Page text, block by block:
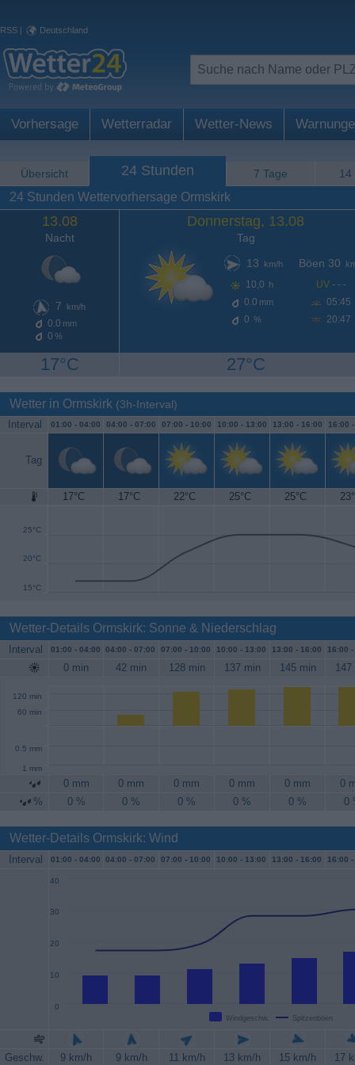
RSS | Deutschland
Vorhersage Wetterradar Wetter-News
Übersicht 24 Stunden 7 Tage 14
24 Stunden Wettervorhersage Ormskirk
13.08
Nacht
7 km/h
0.0 mm
0 %
17°C
Donnerstag, 13.08
Tag
13
km/h
10,0 h
0.0 mm
0 %
Böen 30
UV - - -
05:45
20:47
27°C
Wetter in Ormskirk (3h-Interval)
Interval 01:00 - 04:00 04:00 - 07:00 07:00 - 10:00 10:00 - 13:00 13:00 - 16:00 16:00
Tag
17°C 17°C 22°C 25°C 25°C
15°C
20°C
25°C
30°C
Wetter-Details Ormskirk: Sonne & Niederschlag
Interval 01:00 - 04:00 04:00 - 07:00 07:00 - 10:00 10:00 - 13:00 13:00 - 16:00 16:00 -
0 min 42 min 128 min 137 min 145 min 147
60 min
120 min
0.5 mm
1 mm
0 mm 0 mm 0 mm 0 mm 0 mm
0
%
0 % 0 % 0 % 0 % 0 % 0
Wetter-Details Ormskirk: Wind
Interval 01:00 - 04:00 04:00 - 07:00 07:00 - 10:00 10:00 - 13:00 13:00 - 16:00 16:00 -
Windgeschw. Spitzenböen
0
10
20
30
40
Geschw. 9 km/h 9 km/h 11 km/h 13 km/h 15 km/h
17